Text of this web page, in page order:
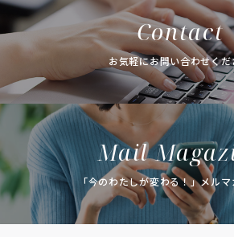
Contact
お気軽にお問い合わせくだ
Mail
「今のわたしが変わる！」メル